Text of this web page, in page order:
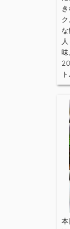
味
本